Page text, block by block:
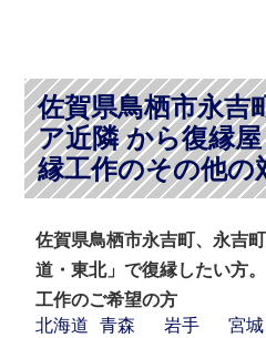
佐賀県鳥栖市永吉
ア近隣 から復縁
縁工作のその他の
佐賀県鳥栖市永吉町、永吉
道・東北」で復縁したい方
工作のご希望の方
北海道
青森 岩手 宮城